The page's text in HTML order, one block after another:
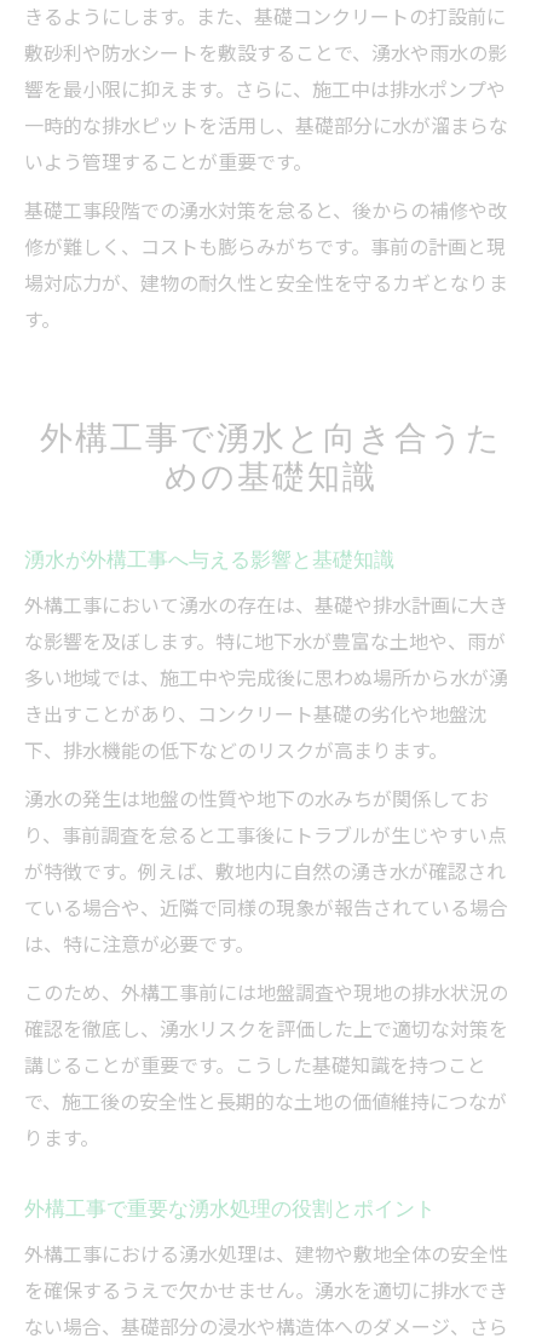
きるようにします。また、基礎コンクリートの打設前に
敷砂利や防水シートを敷設することで、湧水や雨水の影
響を最小限に抑えます。さらに、施工中は排水ポンプや
一時的な排水ピットを活用し、基礎部分に水が溜まらな
いよう管理することが重要です。
基礎工事段階での湧水対策を怠ると、後からの補修や改
修が難しく、コストも膨らみがちです。事前の計画と現
場対応力が、建物の耐久性と安全性を守るカギとなりま
す。
外構工事で湧水と向き合うた
めの基礎知識
湧水が外構工事へ与える影響と基礎知識
外構工事において湧水の存在は、基礎や排水計画に大き
な影響を及ぼします。特に地下水が豊富な土地や、雨が
多い地域では、施工中や完成後に思わぬ場所から水が湧
き出すことがあり、コンクリート基礎の劣化や地盤沈
下、排水機能の低下などのリスクが高まります。
湧水の発生は地盤の性質や地下の水みちが関係してお
り、事前調査を怠ると工事後にトラブルが生じやすい点
が特徴です。例えば、敷地内に自然の湧き水が確認され
ている場合や、近隣で同様の現象が報告されている場合
は、特に注意が必要です。
このため、外構工事前には地盤調査や現地の排水状況の
確認を徹底し、湧水リスクを評価した上で適切な対策を
講じることが重要です。こうした基礎知識を持つこと
で、施工後の安全性と長期的な土地の価値維持につなが
ります。
外構工事で重要な湧水処理の役割とポイント
外構工事における湧水処理は、建物や敷地全体の安全性
を確保するうえで欠かせません。湧水を適切に排水でき
ない場合、基礎部分の浸水や構造体へのダメージ、さら